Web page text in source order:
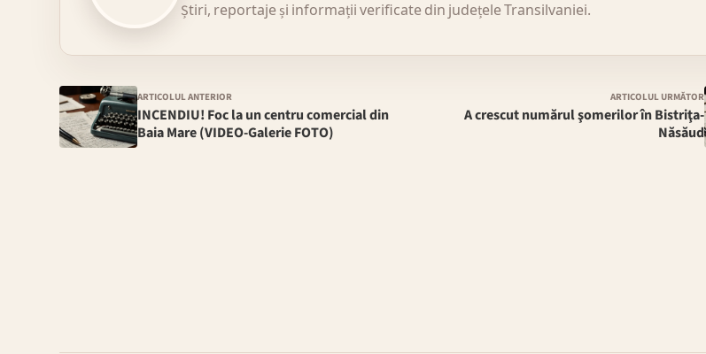
Știri, reportaje și informații verificate din județele Transilvaniei.
ARTICOLUL ANTERIOR
INCENDIU! Foc la un centru comercial din
Baia Mare (VIDEO-Galerie FOTO)
ARTICOLUL URMĂTOR
A crescut numărul şomerilor în Bistriţa-
Năsăud